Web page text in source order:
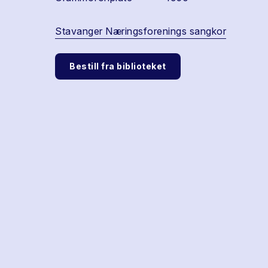
Stavanger Næringsforenings sangkor
Bestill fra biblioteket